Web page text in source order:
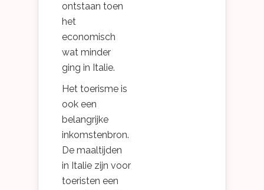
ontstaan toen
het
economisch
wat minder
ging in Italie.
Het toerisme is
ook een
belangrijke
inkomstenbron.
De maaltijden
in Italie zijn voor
toeristen een